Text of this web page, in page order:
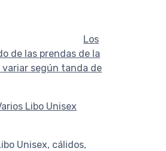
Los
de las prendas de la
variar según tanda de
Libo Unisex
Unisex, cálidos,